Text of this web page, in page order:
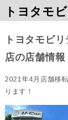
トヨタモ
トヨタモビ
店の店舗情報
2021年4月店舗移
ります！